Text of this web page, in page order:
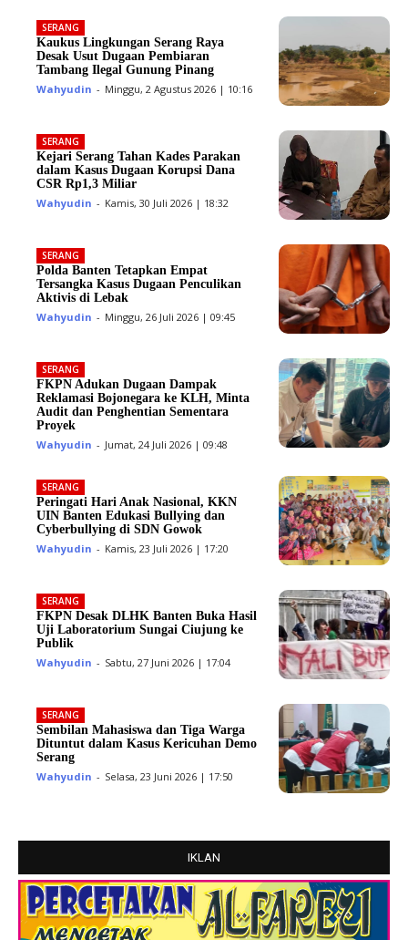
SERANG
Kaukus Lingkungan Serang Raya
Desak Usut Dugaan Pembiaran
Tambang Ilegal Gunung Pinang
Wahyudin - Minggu, 2 Agustus 2026 | 10:16
SERANG
Kejari Serang Tahan Kades Parakan
dalam Kasus Dugaan Korupsi Dana
CSR Rp1,3 Miliar
Wahyudin - Kamis, 30 Juli 2026 | 18:32
SERANG
Polda Banten Tetapkan Empat
Tersangka Kasus Dugaan Penculikan
Aktivis di Lebak
Wahyudin - Minggu, 26 Juli 2026 | 09:45
SERANG
FKPN Adukan Dugaan Dampak
Reklamasi Bojonegara ke KLH, Minta
Audit dan Penghentian Sementara
Proyek
Wahyudin - Jumat, 24 Juli 2026 | 09:48
SERANG
Peringati Hari Anak Nasional, KKN
UIN Banten Edukasi Bullying dan
Cyberbullying di SDN Gowok
Wahyudin - Kamis, 23 Juli 2026 | 17:20
SERANG
FKPN Desak DLHK Banten Buka Hasil
Uji Laboratorium Sungai Ciujung ke
Publik
Wahyudin - Sabtu, 27 Juni 2026 | 17:04
SERANG
Sembilan Mahasiswa dan Tiga Warga
Dituntut dalam Kasus Kericuhan Demo
Serang
Wahyudin - Selasa, 23 Juni 2026 | 17:50
IKLAN